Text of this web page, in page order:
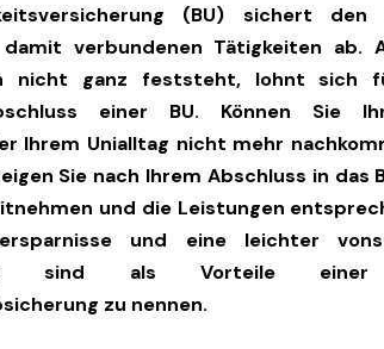
(BU) sichert
verbundenen Tätigkeiten ab.
nicht ganz feststeht, lohnt sich
einer BU. Können Sie
Ihrem Unialltag nicht mehr
Sie nach Ihrem Abschluss in das
und die Leistungen
und eine leichter
sind als Vorteile einer
zu nennen.